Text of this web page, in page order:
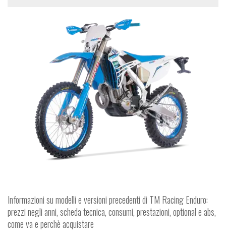
Informazioni su modelli e versioni precedenti di TM Racing Enduro:
prezzi negli anni, scheda tecnica, consumi, prestazioni, optional e abs,
come va e perchè acquistare